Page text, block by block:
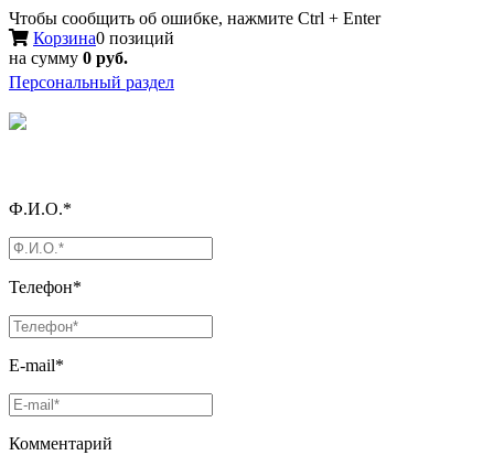
Чтобы сообщить об ошибке, нажмите Ctrl + Enter
Корзина0 позиций
на сумму 0 руб.
Персональный раздел
Ф.И.О.*
Телефон*
E-mail*
Комментарий